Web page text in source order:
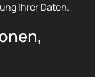
Ihrer Daten.